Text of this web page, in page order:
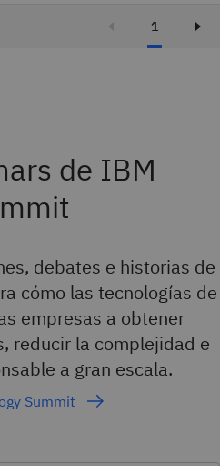
1
de IBM
debates e historias de
cómo las tecnologías de
empresas a obtener
reducir la complejidad e
a gran escala.
Summit